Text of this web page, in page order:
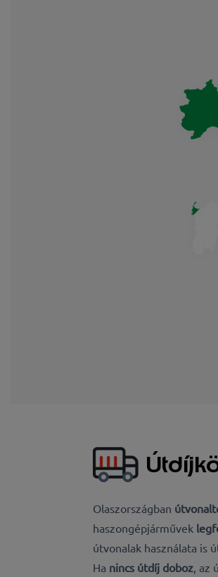
Olaszországban
haszongépjárművek
útvonalak használata is
Ha nincs útdíj doboz ,